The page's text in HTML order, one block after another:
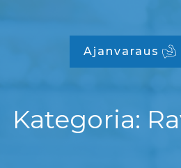
Ajanvaraus
Kategoria: